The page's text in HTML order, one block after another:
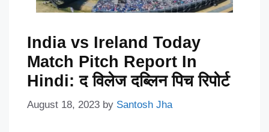
India vs Ireland Today
Match Pitch Report In
Hindi: द विलेज दब्लिन पिच रिपोर्ट
August 18, 2023 by Santosh Jha